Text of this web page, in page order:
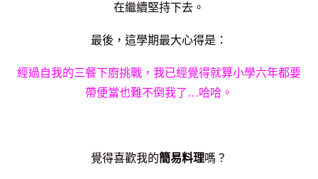
在繼續堅持下去。
最後，這學期最大心得是：
經過自我的三餐下廚挑戰，我已經覺得就算小學六年都要
帶便當也難不倒我了…哈哈。
覺得喜歡我的簡易料理嗎？